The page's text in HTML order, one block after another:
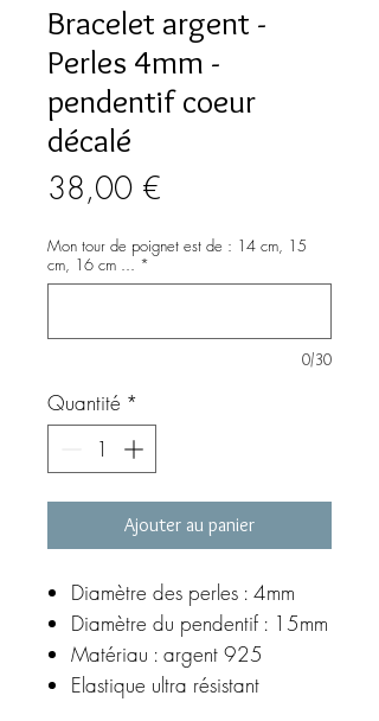
Bracelet argent -
Perles 4mm -
pendentif coeur
décalé
38,00 €
Mon tour de poignet est de : 14 cm, 15
cm, 16 cm ... *
0/30
Quantité *
Ajouter au panier
Diamètre des perles : 4mm
Diamètre du pendentif : 15mm
Matériau : argent 925
Elastique ultra résistant